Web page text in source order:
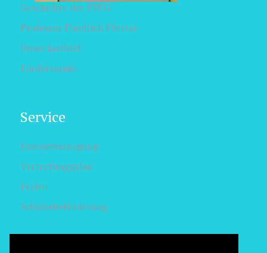
Geschichte des PFFG
Professor Friedrich Förster
Unser Leitbild
Förderverein
Service
Essensversorgung
Vertretungsplan
Ferien
Schülerbeförderung